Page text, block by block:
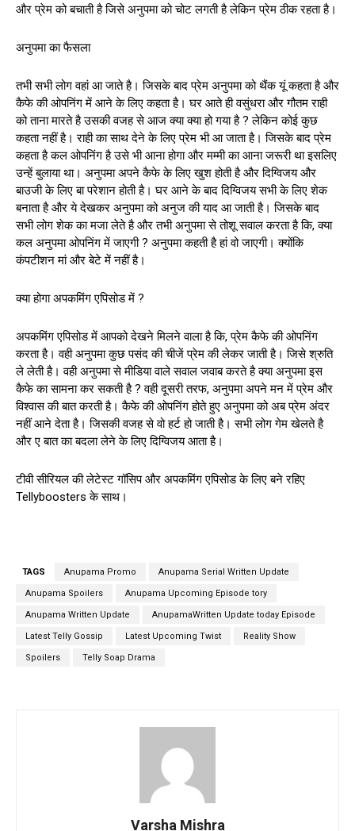
और प्रेम को बचाती है जिसे अनुपमा को चोट लगती है लेकिन प्रेम ठीक रहता है।
अनुपमा का फैसला
तभी सभी लोग वहां आ जाते है। जिसके बाद प्रेम अनुपमा को थैंक यूं कहता है और
कैफे की ओपनिंग में आने के लिए कहता है। घर आते ही वसुंधरा और गौतम राही
को ताना मारते है उसकी वजह से आज क्या क्या हो गया है ? लेकिन कोई कुछ
कहता नहीं है। राही का साथ देने के लिए प्रेम भी आ जाता है। जिसके बाद प्रेम
कहता है कल ओपनिंग है उसे भी आना होगा और मम्मी का आना जरूरी था इसलिए
उन्हें बुलाया था। अनुपमा अपने कैफे के लिए खुश होती है और दिग्विजय और
बाउजी के लिए बा परेशान होती है। घर आने के बाद दिग्विजय सभी के लिए शेक
बनाता है और ये देखकर अनुपमा को अनुज की याद आ जाती है। जिसके बाद
सभी लोग शेक का मजा लेते है और तभी अनुपमा से तोशू सवाल करता है कि, क्या
कल अनुपमा ओपनिंग में जाएगी ? अनुपमा कहती है हां वो जाएगी। क्योंकि
कंपटीशन मां और बेटे में नहीं है।
क्या होगा अपकमिंग एपिसोड में ?
अपकमिंग एपिसोड में आपको देखने मिलने वाला है कि, प्रेम कैफे की ओपनिंग
करता है। वही अनुपमा कुछ पसंद की चीजें प्रेम की लेकर जाती है। जिसे श्रुति
ले लेती है। वही अनुपमा से मीडिया वाले सवाल जवाब करते है क्या अनुपमा इस
कैफे का सामना कर सकती है ? वही दूसरी तरफ, अनुपमा अपने मन में प्रेम और
विश्वास की बात करती है। कैफे की ओपनिंग होते हुए अनुपमा को अब प्रेम अंदर
नहीं आने देता है। जिसकी वजह से वो हर्ट हो जाती है। सभी लोग गेम खेलते है
और ए बात का बदला लेने के लिए दिग्विजय आता है।
टीवी सीरियल की लेटेस्ट गॉसिप और अपकमिंग एपिसोड के लिए बने रहिए
Tellyboosters के साथ।
TAGS Anupama Promo Anupama Serial Written Update
Anupama Spoilers Anupama Upcoming Episode tory
Anupama Written Update AnupamaWritten Update today Episode
Latest Telly Gossip Latest Upcoming Twist Reality Show
Spoilers Telly Soap Drama
Varsha Mishra